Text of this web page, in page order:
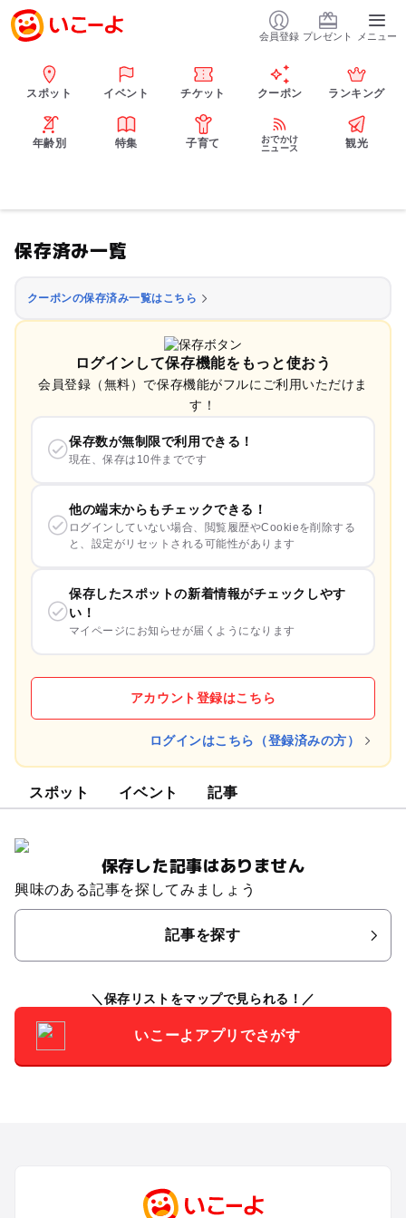
会員登録 プレゼント メニュー
スポット イベント チケット クーポン ランキング
年齢別 特集 子育て
おでかけ
ニュース
観光
保存済み一覧
クーポンの保存済み一覧はこちら
ログインして保存機能をもっと使おう
会員登録（無料）で保存機能がフルにご利用いただけま
す！
保存数が無制限で利用できる！
現在、保存は10件までです
他の端末からもチェックできる！
ログインしていない場合、閲覧履歴やCookieを削除する
と、設定がリセットされる可能性があります
保存したスポットの新着情報がチェックしやす
い！
マイページにお知らせが届くようになります
アカウント登録はこちら
ログインはこちら（登録済みの方）
スポット イベント 記事
保存した記事はありません
興味のある記事を探してみましょう
記事を探す
保存リストをマップで見られる！
いこーよアプリでさがす